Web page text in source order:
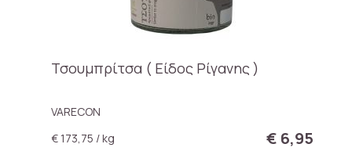
Τσουμπρίτσα ( Είδος Ρίγανης )
VARECON
€ 173,75 / kg
€ 6,95